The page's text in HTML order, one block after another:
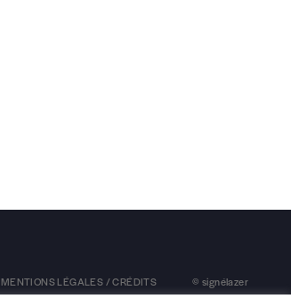
MENTIONS LÉGALES / CRÉDITS © signélazer